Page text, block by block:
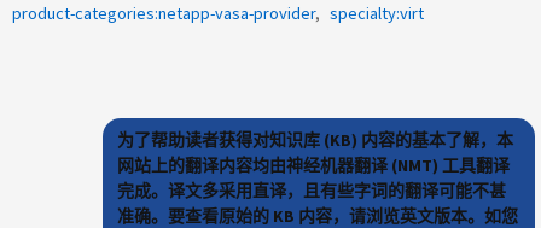
product-categories:netapp-vasa-provider
specialty:virt
为了帮助读者获得对知识库 (KB) 内容的基本了解，本
网站上的翻译内容均由神经机器翻译 (NMT) 工具翻译
完成。译文多采用直译，且有些字词的翻译可能不甚
准确。要查看原始的 KB 内容，请浏览英文版本。如您